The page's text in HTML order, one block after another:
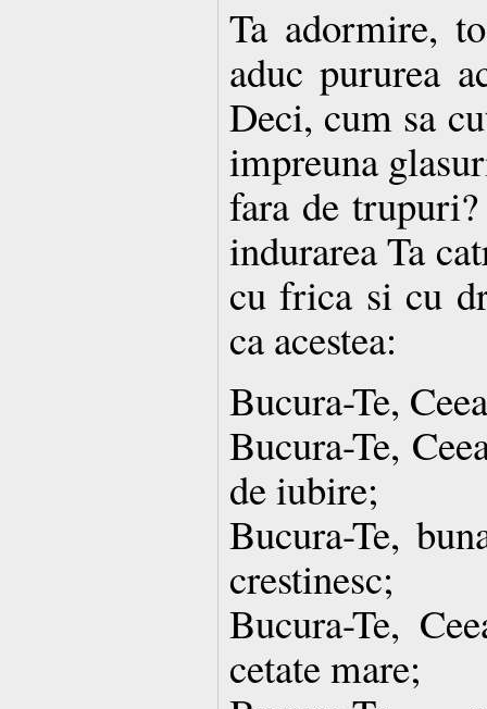
Ta adormire,
aduc pururea
Deci, cum sa
impreuna
fara de
indurarea Ta
cu frica si cu
ca acestea:
Bucura-Te,
Bucura-Te,
de iubire;
Bucura-Te,
crestinesc;
Bucura-Te,
cetate mare;